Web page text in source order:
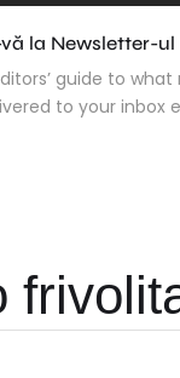
la Newsletter-ul
guide to
to your inbox